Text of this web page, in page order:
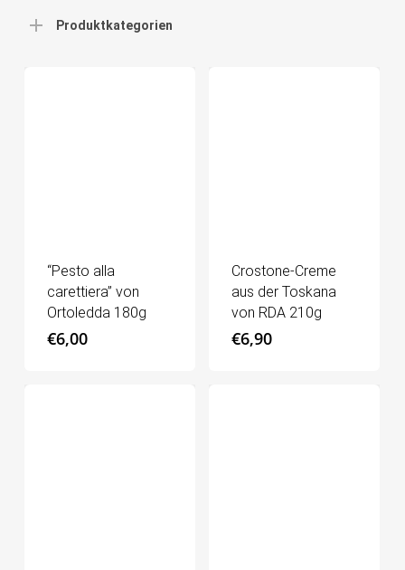
Produktkategorien
“Pesto alla
carettiera” von
Ortoledda 180g
€6,00
Crostone-Creme
aus der Toskana
von RDA 210g
€6,90